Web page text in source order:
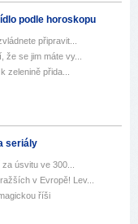
podle horoskopu
připravit...
že se jim máte vy...
zelenině přida...
seriály
úsvitu ve 300...
v Evropě! Lev...
říši